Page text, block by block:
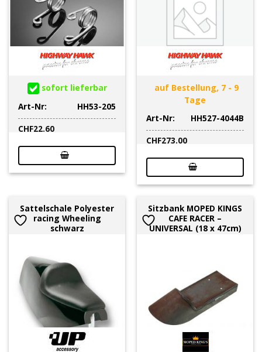
sofort lieferbar
Art-Nr:
HH53-205
CHF22.60
auf Bestellung, 7 - 9
Tage
Art-Nr:
HH527-4044B
CHF273.00
Sattelschale Polyester
racing Wheeling
schwarz
Sitzbank MOPED KINGS
CAFE RACER –
UNIVERSAL (18 x 47cm)